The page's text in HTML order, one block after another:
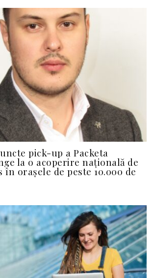
pick-up a Packeta
la o acoperire națională de
în orașele de peste 10.000 de